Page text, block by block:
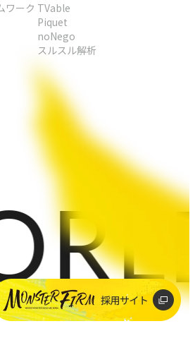
ワーク TVable
Piquet
noNego
スルスル解析